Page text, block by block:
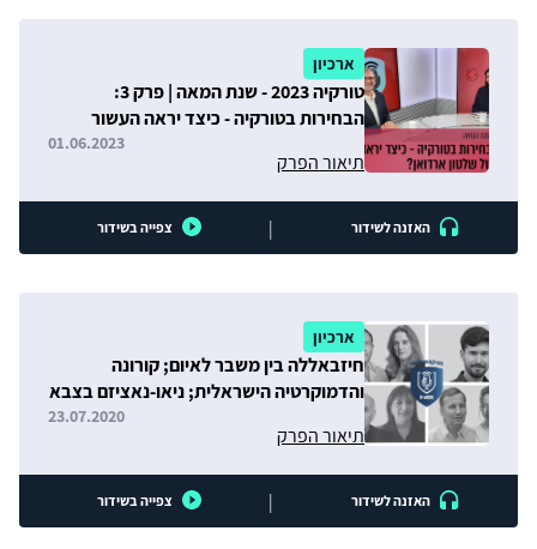
ארכיון
טורקיה 2023 - שנת המאה | פרק 3:
הבחירות בטורקיה - כיצד יראה העשור
תיאור הפרק
01.06.2023
האזנה לשידור | צפייה בשידור
ארכיון
חיזבאללה בין משבר לאיום; קורונה
והדמוקרטיה הישראלית; ניאו-נאציזם בצבא
תיאור הפרק
23.07.2020
האזנה לשידור | צפייה בשידור